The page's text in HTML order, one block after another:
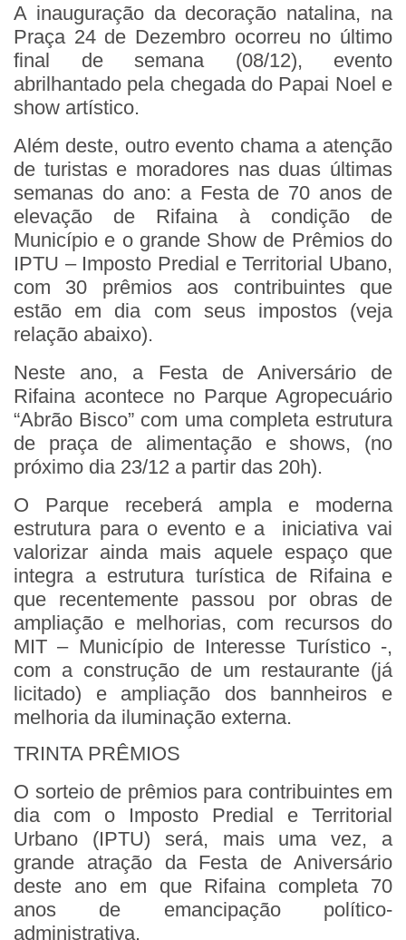
A inauguração da decoração natalina, na
Praça 24 de Dezembro ocorreu no último
final de semana (08/12), evento
abrilhantado pela chegada do Papai Noel e
show artístico.
Além deste, outro evento chama a atenção
de turistas e moradores nas duas últimas
semanas do ano: a Festa de 70 anos de
elevação de Rifaina à condição de
Município e o grande Show de Prêmios do
IPTU – Imposto Predial e Territorial Ubano,
com 30 prêmios aos contribuintes que
estão em dia com seus impostos (veja
relação abaixo).
Neste ano, a Festa de Aniversário de
Rifaina acontece no Parque Agropecuário
“Abrão Bisco” com uma completa estrutura
de praça de alimentação e shows, (no
próximo dia 23/12 a partir das 20h).
O Parque receberá ampla e moderna
estrutura para o evento e a iniciativa vai
valorizar ainda mais aquele espaço que
integra a estrutura turística de Rifaina e
que recentemente passou por obras de
ampliação e melhorias, com recursos do
MIT – Município de Interesse Turístico -,
com a construção de um restaurante (já
licitado) e ampliação dos bannheiros e
melhoria da iluminação externa.
TRINTA PRÊMIOS
O sorteio de prêmios para contribuintes em
dia com o Imposto Predial e Territorial
Urbano (IPTU) será, mais uma vez, a
grande atração da Festa de Aniversário
deste ano em que Rifaina completa 70
anos de emancipação político-
administrativa.